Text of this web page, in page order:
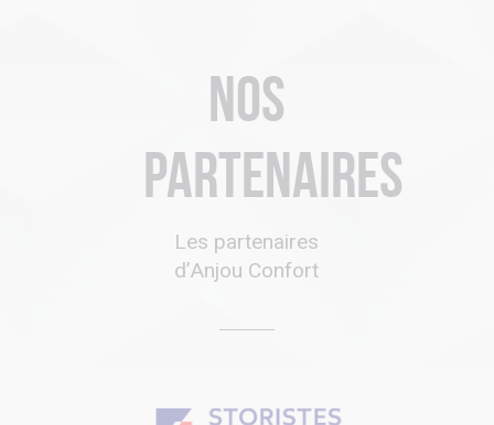
Nos
partenaires
Les partenaires
d’Anjou Confort